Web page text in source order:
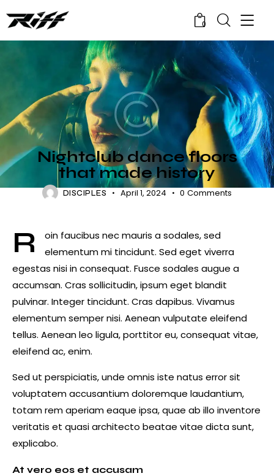
0
NIGHTLIFE
Nightclub dance floors
that made history
DISCIPLES April 1, 2024 0 Comments
R
oin faucibus nec mauris a sodales, sed
elementum mi tincidunt. Sed eget viverra
egestas nisi in consequat. Fusce sodales augue a
accumsan. Cras sollicitudin, ipsum eget blandit
pulvinar. Integer tincidunt. Cras dapibus. Vivamus
elementum semper nisi. Aenean vulputate eleifend
tellus. Aenean leo ligula, porttitor eu, consequat vitae,
eleifend ac, enim.
Sed ut perspiciatis, unde omnis iste natus error sit
voluptatem accusantium doloremque laudantium,
totam rem aperiam eaque ipsa, quae ab illo inventore
veritatis et quasi architecto beatae vitae dicta sunt,
explicabo.
At vero eos et accusam